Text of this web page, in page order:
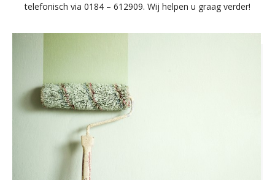
telefonisch via 0184 – 612909. Wij helpen u graag verder!